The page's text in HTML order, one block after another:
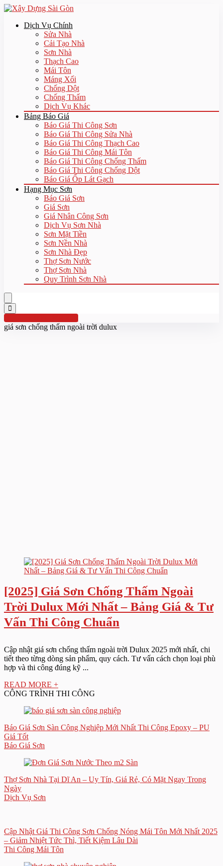
Dịch Vụ Chính
Sửa Nhà
Cải Tạo Nhà
Sơn Nhà
Thạch Cao
Mái Tôn
Máng Xối
Chống Dột
Chống Thấm
Dịch Vụ Khác
Bảng Báo Giá
Báo Giá Thi Công Sơn
Báo Giá Thi Công Sửa Nhà
Báo Giá Thi Công Thạch Cao
Báo Giá Thi Công Mái Tôn
Báo Giá Thi Công Chống Thấm
Báo Giá Thi Công Chống Dột
Báo Giá Ốp Lát Gạch
Hạng Mục Sơn
Báo Giá Sơn
Giá Sơn
Giá Nhân Công Sơn
Dịch Vụ Sơn Nhà
Sơn Mặt Tiền
Sơn Nền Nhà
Sơn Nhà Đẹp
Thợ Sơn Nước
Thợ Sơn Nhà
Quy Trình Sơn Nhà
Hotline:0961 894 472
giá sơn chống thấm ngoài trời dulux
[2025] Giá Sơn Chống Thấm Ngoài
Trời Dulux Mới Nhất – Bảng Giá & Tư
Vấn Thi Công Chuẩn
Cập nhật giá sơn chống thấm ngoài trời Dulux 2025 mới nhất, chi
tiết theo từng dòng sản phẩm, quy cách. Tư vấn cách chọn loại phù
hợp và thi công đúng kỹ ...
READ MORE +
CÔNG TRÌNH THI CÔNG
Báo Giá Sơn Sàn Công Nghiệp Mới Nhất Thi Công Epoxy – PU
Giá Tốt
Báo Giá Sơn
Thợ Sơn Nhà Tại Dĩ An – Uy Tín, Giá Rẻ, Có Mặt Ngay Trong
Ngày
Dịch Vụ Sơn
Cập Nhật Giá Thi Công Sơn Chống Nóng Mái Tôn Mới Nhất 2025
– Giảm Nhiệt Tức Thì, Tiết Kiệm Lâu Dài
Thi Công Mái Tôn